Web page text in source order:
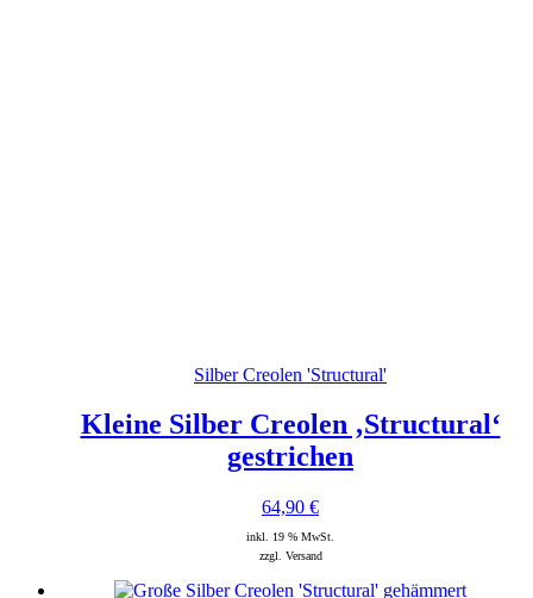
Silber Creolen 'Structural'
Kleine Silber Creolen ‚Structural‘
gestrichen
64,90 €
inkl. 19 % MwSt.
zzgl. Versand